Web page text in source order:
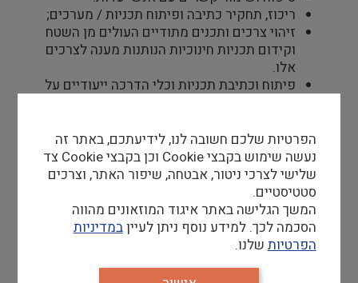
ריכוז, תחקיר כתיבה ופיתוח תכניות / מערכים;
זיהוי צרכים ותכנים מתודיים העולים מן השטח
וקידום תכניות חינוכיות הנותנות מענה לצרכים
אלו.
פיתוח וכתיבת תכניות וכלי הדרכה ייעודיים על
המחלקה וביה"ס.
כתיבת דו"חות ביצוע.
דרישות סף
תואר ראשון בתחום מדעי הרוח או החברה- חובה
אנגלית ואיטלקית ברמה גבוהה (ניסוח, כתיבה,
קריאה)- חובה
הפרטיות שלכם חשובה לנו, לידיעתכם, באתר זה
נעשה שימוש בקבצי Cookie וכן בקבצי Cookie צד
שלישי לצרכי ניטור, אבטחה, שיפור האתר, וצרכים
סטטיסטיים.
המשך הגלישה באתר איגוד המוזאונים מהווה
הסכמה לכך. למידע נוסף ניתן לעייןבמדיניות
הפרטיות שלנו.